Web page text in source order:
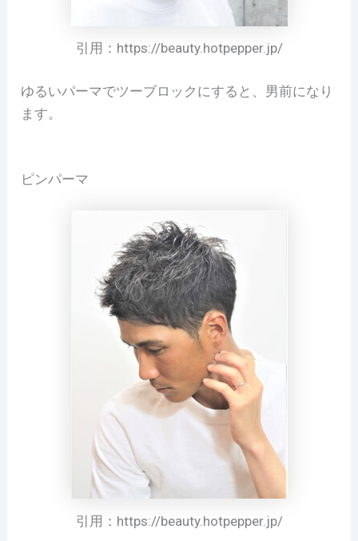
引用：https://beauty.hotpepper.jp/
ゆるいパーマでツーブロックにすると、男前になり
ます。
ピンパーマ
引用：https://beauty.hotpepper.jp/